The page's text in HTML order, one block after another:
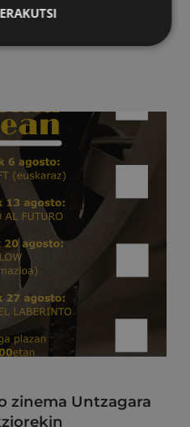
izandako
zinema Untzagara